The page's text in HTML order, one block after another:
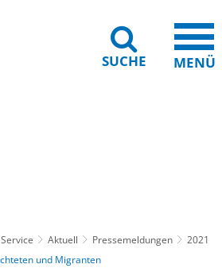
SUCHE MENÜ
Aktuell Pressemeldungen
2021
und Migranten